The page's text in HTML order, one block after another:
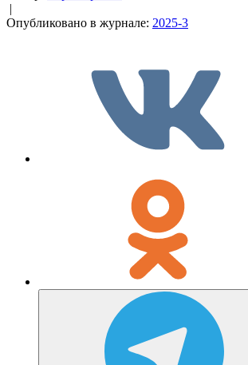
|
Опубликовано в журнале: 2025-3